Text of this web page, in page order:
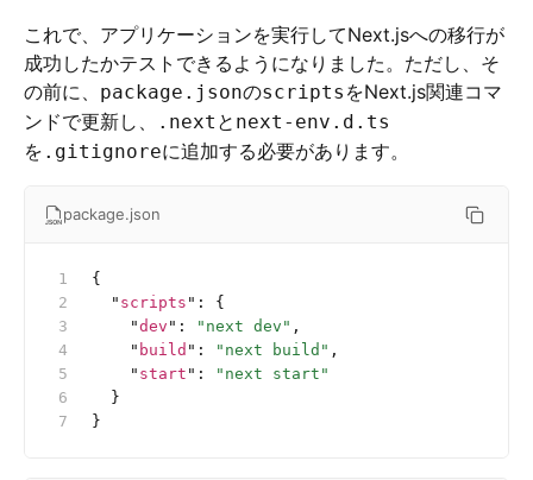
これで、アプリケーションを実行してNext.jsへの移行が
成功したかテストできるようになりました。ただし、そ
の前に、 package.jsonのscripts をNext.js関連コマ
ンドで更新し、
.next と next-env.d.ts
を .gitignoreに追加する必要があります。
package.json
{
  "
scripts " :
{
    "
dev " : "next dev" ,
    "
build " : "next build" ,
    "
start " :
"next start"
  }
}